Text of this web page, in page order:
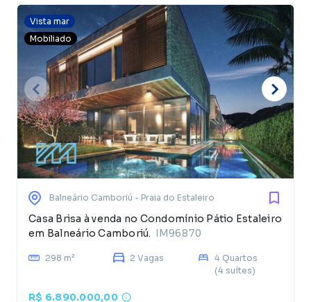
Vista mar
Mobiliado
Balneário Camboriú - Praia do Estaleiro
Casa Brisa à venda no Condomínio Pátio Estaleiro
em Balneário Camboriú. IM96870
298 m² 2 Vagas
4 Quartos
(4 suítes)
R$ 6.890.000,00